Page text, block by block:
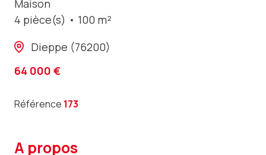
Maison
4 pièce(s)
100 m²
Dieppe (76200)
64 000 €
Référence 173
a propos